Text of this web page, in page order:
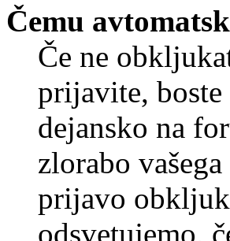
Čemu
Če ne
prijavite,
dejansko na
zlorabo
prijavo
odsvetujemo,